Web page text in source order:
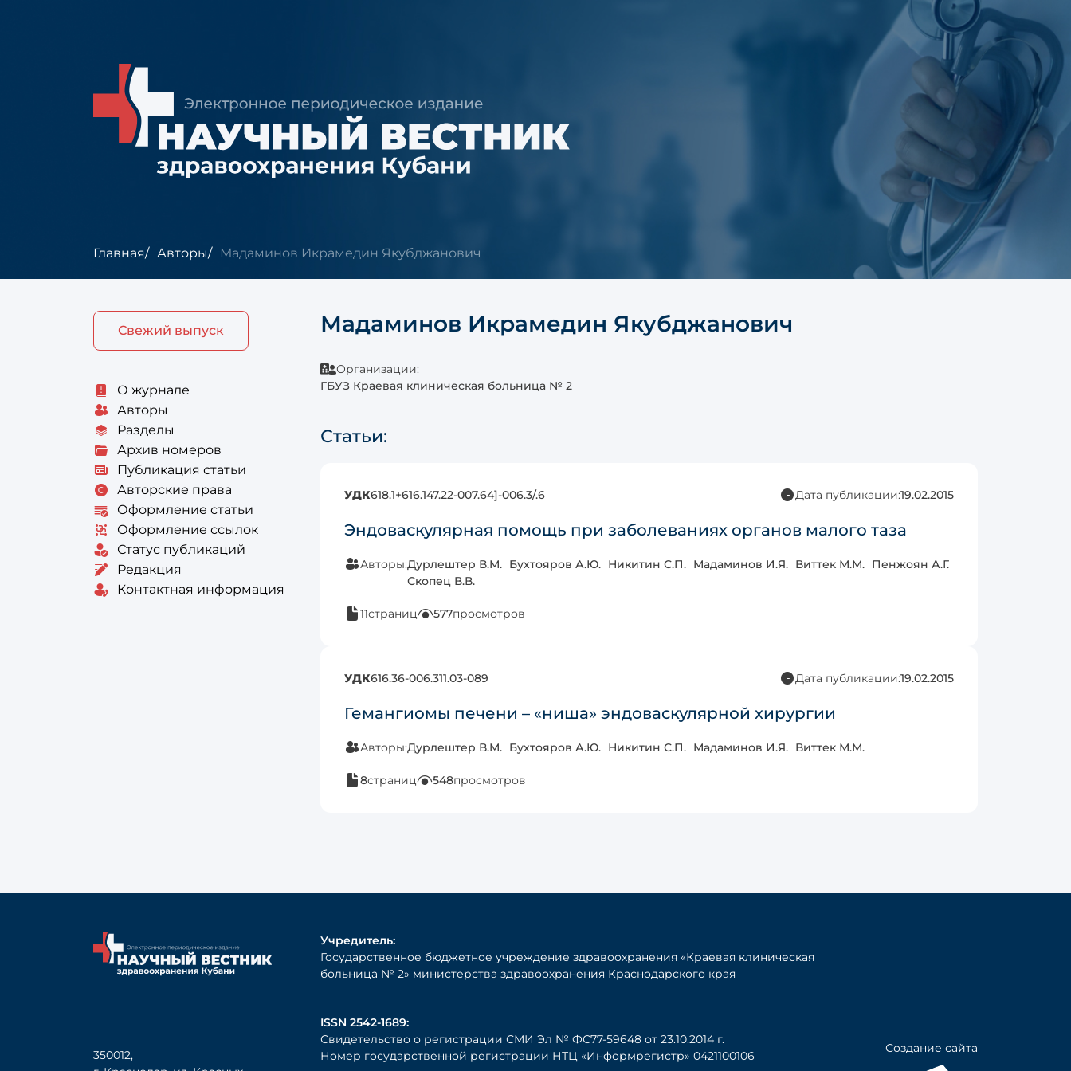
Главная Авторы Мадаминов Икрамедин Якубджанович
Свежий выпуск
О журнале
Авторы
Разделы
Архив номеров
Публикация статьи
Авторские права
Оформление статьи
Оформление ссылок
Статус публикаций
Редакция
Контактная информация
Мадаминов Икрамедин Якубджанович
Организации:
ГБУЗ Краевая клиническая больница № 2
Статьи:
УДК618.1+616.147.22-007.64]-006.3/.6 Дата публикации:19.02.2015
Эндоваскулярная помощь при заболеваниях органов малого таза
Авторы:Дурлештер В.М. Бухтояров А.Ю. Никитин С.П. Мадаминов И.Я. Виттек М.М. Пенжоян А.Г.
Скопец В.В.
11страниц 577просмотров
УДК616.36-006.311.03-089 Дата публикации:19.02.2015
Гемангиомы печени – «ниша» эндоваскулярной хирургии
Авторы:Дурлештер В.М. Бухтояров А.Ю. Никитин С.П. Мадаминов И.Я. Виттек М.М.
8страниц 548просмотров
350012,
Учредитель:
Государственное бюджетное учреждение здравоохранения «Краевая клиническая
больница № 2» министерства здравоохранения Краснодарского края
ISSN 2542-1689:
Свидетельство о регистрации СМИ Эл № ФС77-59648 от 23.10.2014 г.
Номер государственной регистрации НТЦ «Информрегистр» 0421100106
Создание сайта